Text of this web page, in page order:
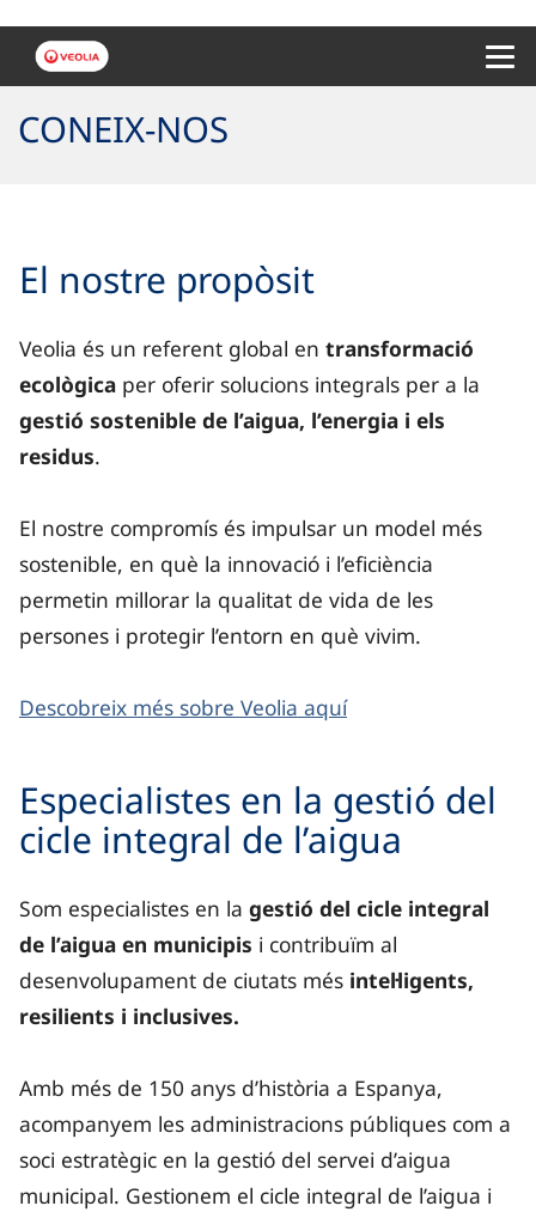
CONEIX-NOS
El nostre propòsit
Veolia és un referent global en transformació
ecològica per oferir solucions integrals per a la
gestió sostenible de l’aigua, l’energia i els
residus.
El nostre compromís és impulsar un model més
sostenible, en què la innovació i l’eficiència
permetin millorar la qualitat de vida de les
persones i protegir l’entorn en què vivim.
Descobreix més sobre Veolia aquí
Especialistes en la gestió del
cicle integral de l’aigua
Som especialistes en la gestió del cicle integral
de l’aigua en municipis i contribuïm al
desenvolupament de ciutats més intel·ligents,
resilients i inclusives.
Amb més de 150 anys d’història a Espanya,
acompanyem les administracions públiques com a
soci estratègic en la gestió del servei d’aigua
municipal. Gestionem el cicle integral de l’aigua i